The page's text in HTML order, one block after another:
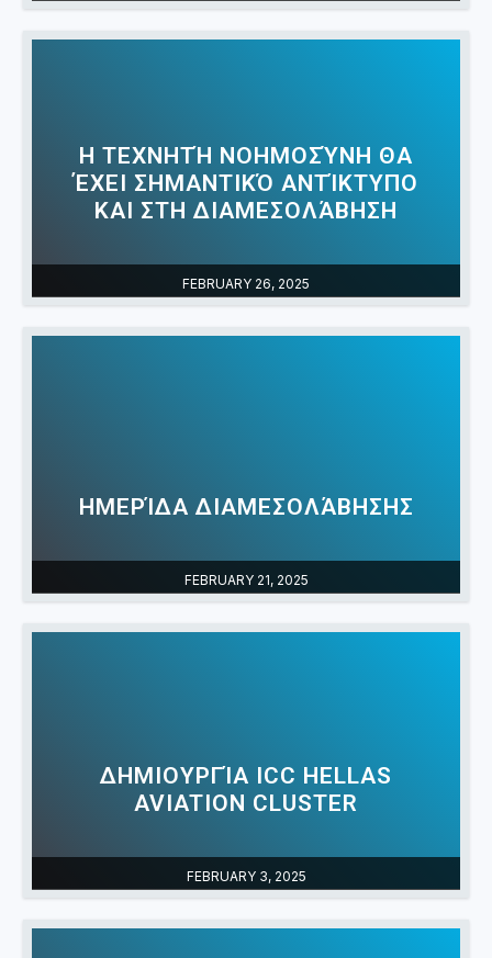
FEBRUARY 26, 2025
Η ΤΕΧΝΗΤΉ ΝΟΗΜΟΣΎΝΗ ΘΑ
ΈΧΕΙ ΣΗΜΑΝΤΙΚΌ ΑΝΤΊΚΤΥΠΟ
ΚΑΙ ΣΤΗ ΔΙΑΜΕΣΟΛΆΒΗΣΗ
FEBRUARY 21, 2025
ΗΜΕΡΊΔΑ ΔΙΑΜΕΣΟΛΆΒΗΣΗΣ
FEBRUARY 3, 2025
ΔΗΜΙΟΥΡΓΊΑ ICC HELLAS
AVIATION CLUSTER